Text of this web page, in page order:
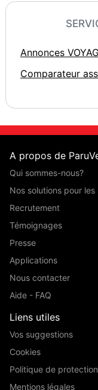
Annonces
Comparateur
A propos de
Qui sommes-nous?
Nos solutions pour les
Recrutement
Témoignages
Presse
Applications
Nous contacter
Aide - FAQ
Liens utiles
Vos suggestions
Cookies
Politique de
Mentions légales